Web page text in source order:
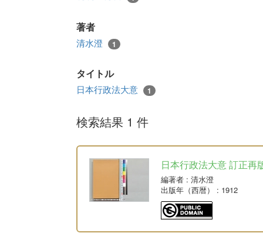
著者
清水澄 1
タイトル
日本行政法大意 1
検索結果 1 件
日本行政法大意 訂正再
編著者 : 清水澄
出版年（西暦）
: 1912